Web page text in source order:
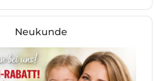
Neukunde